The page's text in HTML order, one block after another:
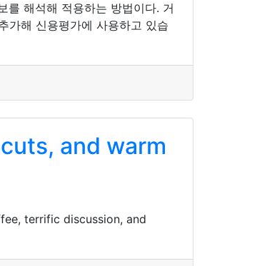
를 해석해 적용하는 방법이다. 거
가해 신용평가에 사용하고 있습
and warm
terrific discussion, and